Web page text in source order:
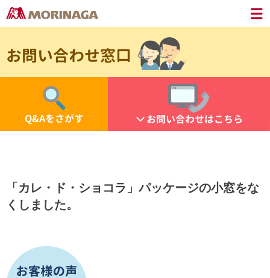
お問い合わせ窓口
Q&Aをさがす お問い合わせはこちら
「カレ・ド・ショコラ」パッケージの小窓をな
くしました。